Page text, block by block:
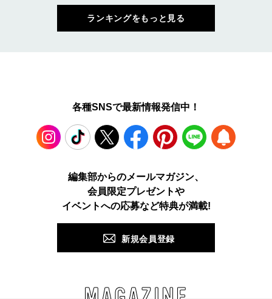
ランキングをもっと見る
各種SNSで最新情報発信中！
TikTok Facebook Pinterest LINE
編集部からのメールマガジン、
会員限定プレゼントや
イベントへの応募など特典が満載!
新規会員登録